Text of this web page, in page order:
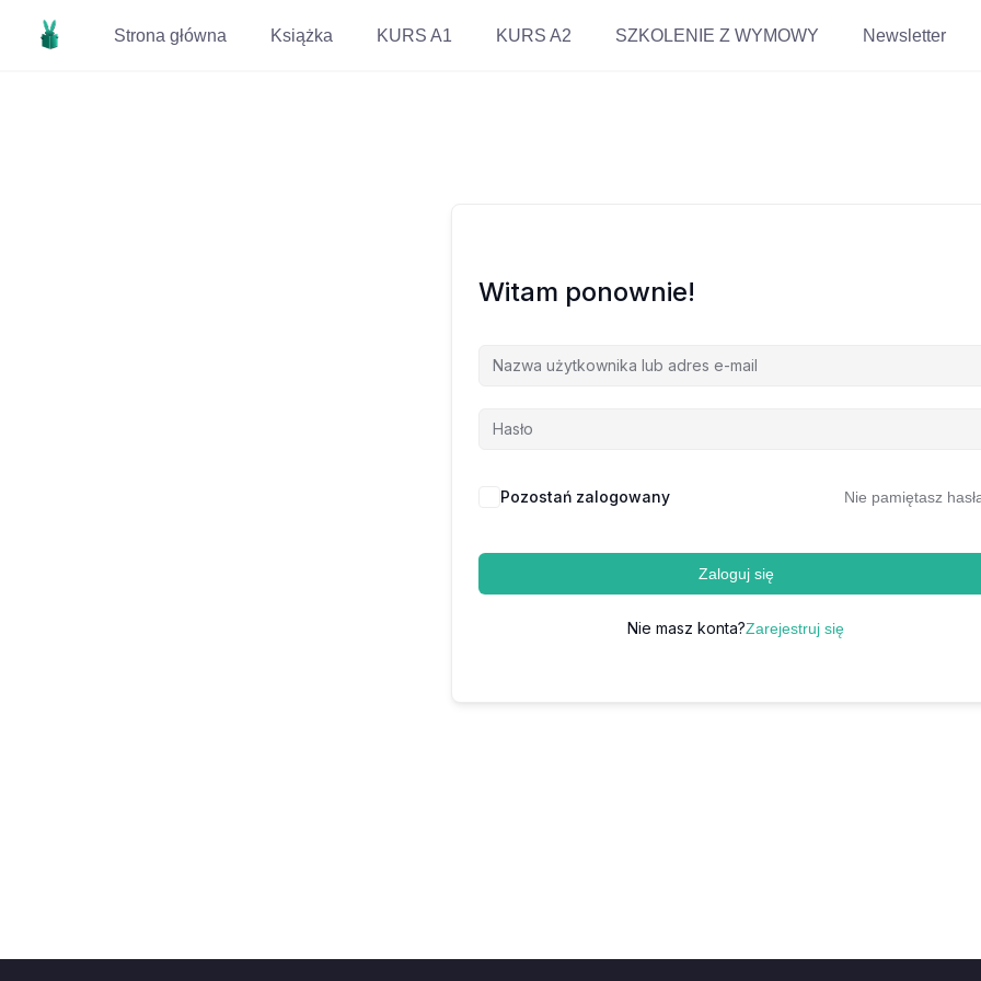
Strona główna Książka KURS A1 KURS A2 SZKOLENIE Z WYMOWY Newsletter
Witam ponownie!
Pozostań zalogowany Nie pamiętasz
Zaloguj się
Nie masz konta?Zarejestruj się